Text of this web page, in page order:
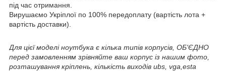
під час отримання.
Вирушаємо Укріплої по 100% передоплату (вартість лота +
вартість доставки).
Для цієї моделі ноутбука є кілька типів корпусів, ОБ'ЄДНО
перед замовленням зрівняйте ваш корпус із нашим фото,
розташування кріплень, кількість виходів ubs, vga,esta